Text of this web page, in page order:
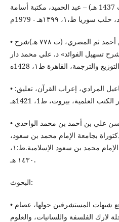
(ت 610 هـ) محمود فاخوري (ت 1437 هـ) – عبد الحميد، مكتبة أسامة
• ناظر الجيش محمد بن يوسف بن أحمد ثم المصري، (ت ٧٧٨ هـ)شرح
تسهيل الفوائد» د. علي محمد دار
• النحاس، أحمد بن محمد بن إسماعيل المرادي، إعراب القرآن، تعليق:
• الواحدي، التفسير البسيط، أبو الحسن علي بن أحمد بن محمد الواحدي
(١٥) رسالة دكتوراة بجامعة الإمام محمد بن سعود،
عمادة البحث العلمي - جامعة الإمام محمد بن سعود الإسلامية.ط:١،
١٤٣٠ هـ.
البحوث:
• الجيلاوي، القراءات القرآنية ودفع شبهات المستشرقين حولها، عصام
لارك الفلسفة واللسانيات، والعلوم